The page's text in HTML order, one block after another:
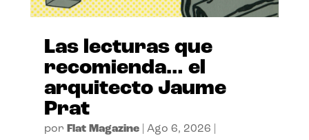
Las lecturas que
recomienda… el
arquitecto Jaume
Prat
por Flat Magazine| Ago 6, 2026